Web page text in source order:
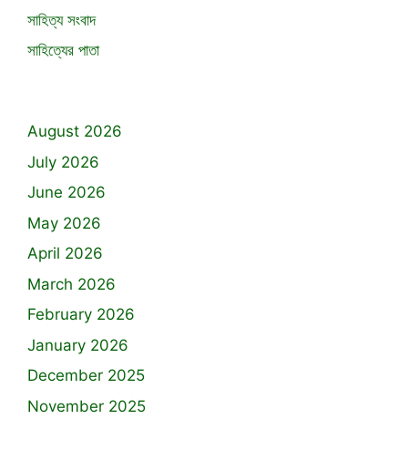
সাহিত্য সংবাদ
সাহিত্যের পাতা
August 2026
July 2026
June 2026
May 2026
April 2026
March 2026
February 2026
January 2026
December 2025
November 2025